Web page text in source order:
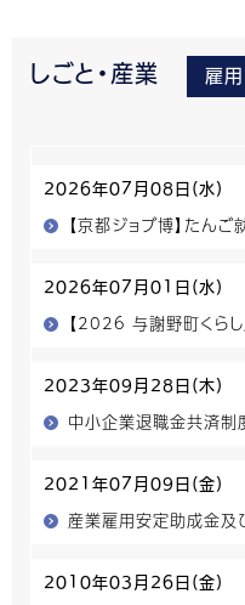
しごと・産業 雇用
2026年07月08日(水)
【京都ジョブ博】たん
2026年07月01日(水)
【2026 与謝野町くら
2023年09月28日(木)
中小企業退職金共済制
2021年07月09日(金)
産業雇用安定助成金及
2010年03月26日(金)